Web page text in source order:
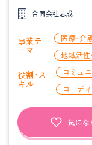
合同会社志成
事業テ
ーマ
医療・介
地域活性
役割・ス
キル
コミュ
コーデ
気にな